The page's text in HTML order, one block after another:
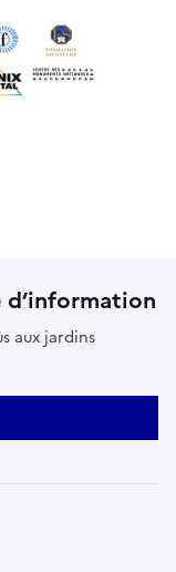
aux jardins